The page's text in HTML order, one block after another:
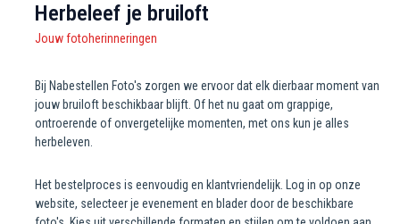
Herbeleef je bruiloft
Jouw fotoherinneringen
Bij Nabestellen Foto's zorgen we ervoor dat elk dierbaar moment van
jouw bruiloft beschikbaar blijft. Of het nu gaat om grappige,
ontroerende of onvergetelijke momenten, met ons kun je alles
herbeleven.
Het bestelproces is eenvoudig en klantvriendelijk. Log in op onze
website, selecteer je evenement en blader door de beschikbare